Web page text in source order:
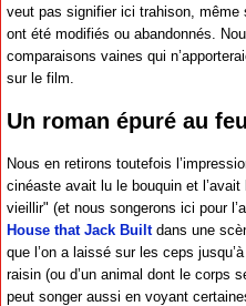
veut pas signifier ici trahison, même
ont été modifiés ou abandonnés.
comparaisons vaines qui
sur le film.
Un roman épuré au
Nous en retirons toutefois
cinéaste avait lu le bouquin et
vieillir" (et nous songerons ici pour
House that Jack Builtdans une
que l’on a laissé sur les ceps
raisin (ou d’un animal dont le corps
peut songer aussi en voyant